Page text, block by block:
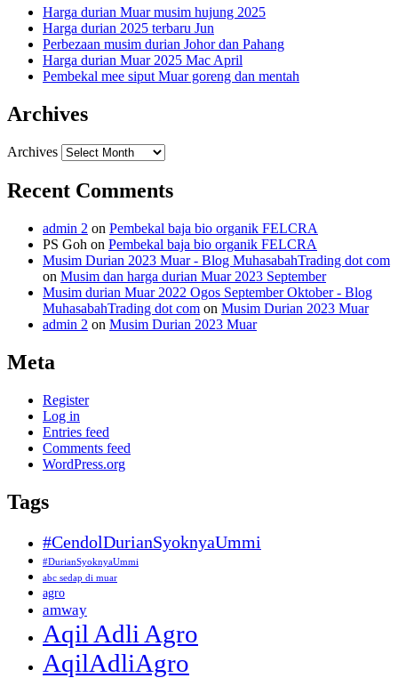
Harga durian Muar musim hujung 2025
Harga durian 2025 terbaru Jun
Perbezaan musim durian Johor dan Pahang
Harga durian Muar 2025 Mac April
Pembekal mee siput Muar goreng dan mentah
Archives
Archives
Recent Comments
admin 2 on Pembekal baja bio organik FELCRA
PS Goh on Pembekal baja bio organik FELCRA
Musim Durian 2023 Muar - Blog MuhasabahTrading dot com
on Musim dan harga durian Muar 2023 September
Musim durian Muar 2022 Ogos September Oktober - Blog
MuhasabahTrading dot com on Musim Durian 2023 Muar
admin 2 on Musim Durian 2023 Muar
Meta
Register
Log in
Entries feed
Comments feed
WordPress.org
Tags
#CendolDurianSyoknyaUmmi
#DurianSyoknyaUmmi
abc sedap di muar
agro
amway
Aqil Adli Agro
AqilAdliAgro